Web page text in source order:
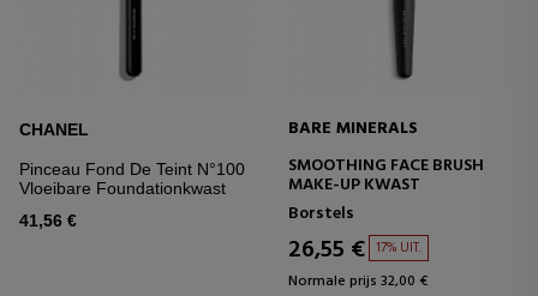
CHANEL
Pinceau Fond De Teint N°100
Vloeibare Foundationkwast
41,56 €
BARE MINERALS
SMOOTHING FACE BRUSH
MAKE-UP KWAST
Borstels
26,55 € 17% UIT.
Normale prijs 32,00 €